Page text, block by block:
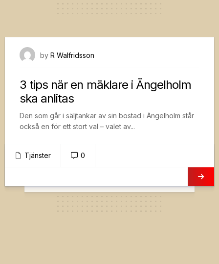
by R Walfridsson
3 tips när en mäklare i Ängelholm
ska anlitas
Den som går i säljtankar av sin bostad i Ängelholm står
också en för ett stort val – valet av...
Tjänster 0